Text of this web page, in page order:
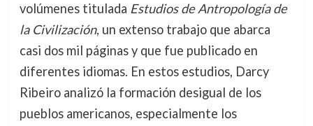
volúmenes titulada Estudios de Antropología de
la Civilización, un extenso trabajo que abarca
casi dos mil páginas y que fue publicado en
diferentes idiomas. En estos estudios, Darcy
Ribeiro analizó la formación desigual de los
pueblos americanos, especialmente los